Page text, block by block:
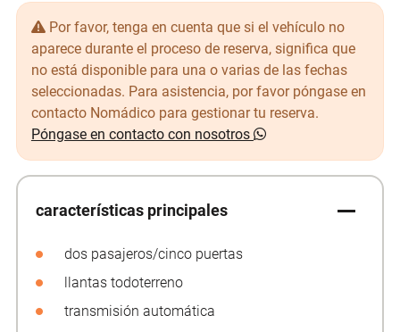
Por favor, tenga en cuenta que si el vehículo no
aparece durante el proceso de reserva, significa que
no está disponible para una o varias de las fechas
seleccionadas. Para asistencia, por favor póngase en
contacto Nomádico para gestionar tu reserva.
Póngase en contacto con nosotros
características principales
dos pasajeros/cinco puertas
llantas todoterreno
transmisión automática